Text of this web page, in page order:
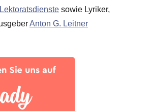
Lektoratsdienste sowie Lyriker,
Anton G. Leitner